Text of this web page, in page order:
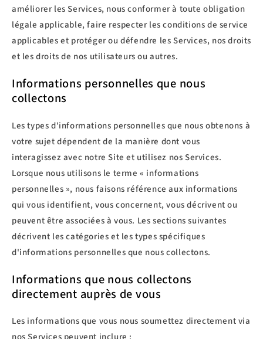
améliorer les Services, nous conformer à toute obligation
légale applicable, faire respecter les conditions de service
applicables et protéger ou défendre les Services, nos droits
et les droits de nos utilisateurs ou autres.
Informations personnelles que nous
collectons
Les types d'informations personnelles que nous obtenons à
votre sujet dépendent de la manière dont vous
interagissez avec notre Site et utilisez nos Services.
Lorsque nous utilisons le terme « informations
personnelles », nous faisons référence aux informations
qui vous identifient, vous concernent, vous décrivent ou
peuvent être associées à vous. Les sections suivantes
décrivent les catégories et les types spécifiques
d'informations personnelles que nous collectons.
Informations que nous collectons
directement auprès de vous
Les informations que vous nous soumettez directement via